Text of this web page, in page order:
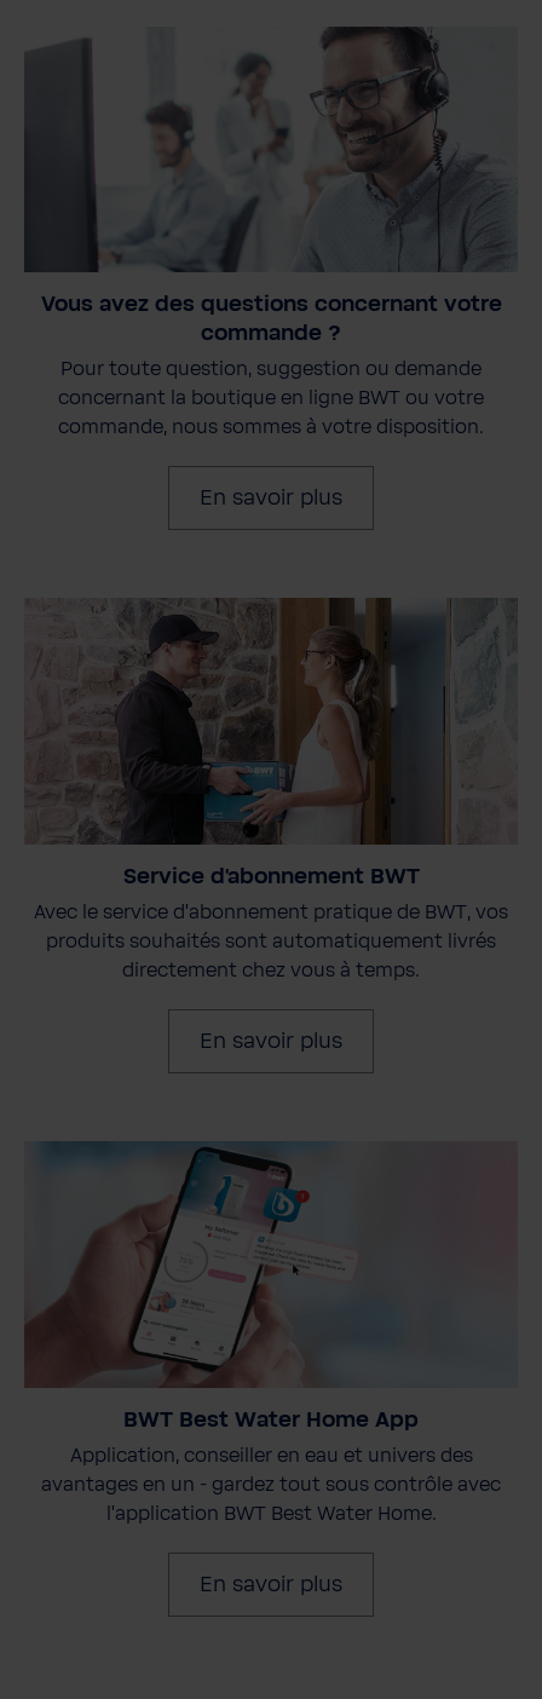
Vous avez des questions concernant votre
commande ?
Pour toute question, suggestion ou demande
concernant la boutique en ligne BWT ou votre
commande, nous sommes à votre disposition.
En savoir plus
Service d'abonnement BWT
Avec le service d'abonnement pratique de BWT, vos
produits souhaités sont automatiquement livrés
directement chez vous à temps.
En savoir plus
BWT Best Water Home App
Application, conseiller en eau et univers des
avantages en un - gardez tout sous contrôle avec
l'application BWT Best Water Home.
En savoir plus